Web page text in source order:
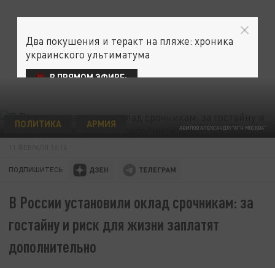
АВИЛОВ АЛЕКСАНДР/"АГН МОСКВА"
ПОЛИТИКА АРМИЯ
ПОДПИШИТЕСЬ:
В России установили оклад срочникам: за
гостайну и риск для жизни заплатят
дополнительно
Два покушения и теракт на пляже: хроника
украинского ультиматума
В ПРЯМОМ ЭФИРЕ: